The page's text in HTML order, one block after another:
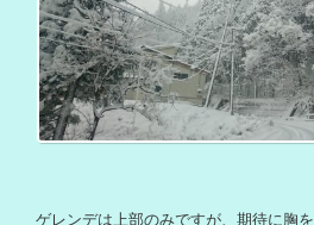
ゲレンデは上部のみですが、期待に胸